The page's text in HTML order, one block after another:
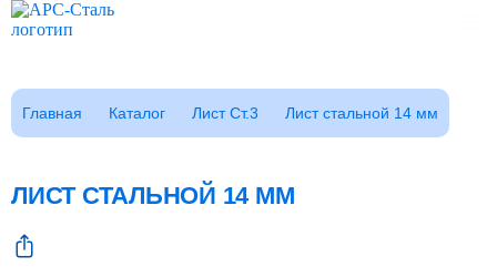
Каталог
Фотогалерея
Главная Каталог Лист Ст.3 Лист стальной 14 мм
ЛИСТ СТАЛЬНОЙ 14 ММ